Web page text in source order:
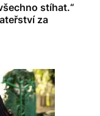
stíhat.“
za